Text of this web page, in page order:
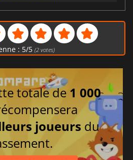
: 5/5 (2votes)
totale de 1 000
joueurs du